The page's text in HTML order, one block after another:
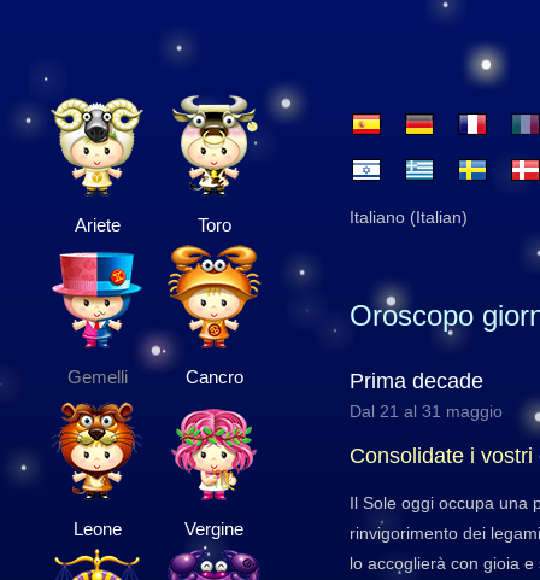
Ariete Toro
Gemelli Cancro
Leone Vergine
Italiano (Italian)
Oroscopo
Prima decade
Dal 21 al 31 maggio
Consolidate i vostri
Il Sole oggi occupa una
rinvigorimento dei
lo accoglierà con gioia